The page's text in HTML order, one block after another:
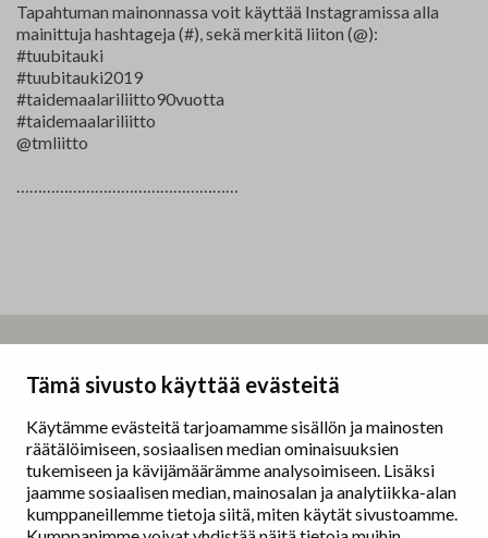
Tämä sivusto käyttää evästeitä
Käytämme evästeitä tarjoamamme sisällön ja mainosten
räätälöimiseen, sosiaalisen median ominaisuuksien
tukemiseen ja kävijämäärämme analysoimiseen. Lisäksi
jaamme sosiaalisen median, mainosalan ja analytiikka-alan
kumppaneillemme tietoja siitä, miten käytät sivustoamme.
Tapahtuman mainonnassa voit käyttää Instagramissa alla
mainittuja hashtageja (#), sekä merkitä liiton (@):
#tuubitauki
#tuubitauki2019
#taidemaalariliitto90vuotta
#taidemaalariliitto
@tmliitto
……………………………………………
Erottajankatu 9 B
00130 Helsinki
www.painters.fi
Näyttelytoiminta